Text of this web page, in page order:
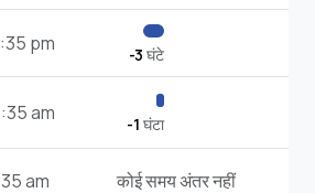
pm -3 घंटे
am -1 घंटा
am कोई समय अंतर नहीं